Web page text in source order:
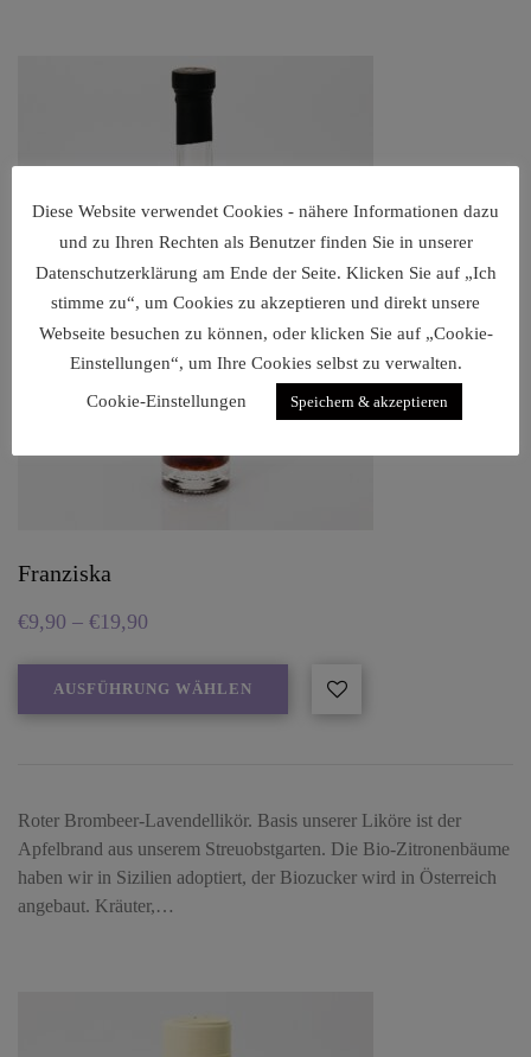
Franziska
€9,90 – €19,90
AUSFÜHRUNG WÄHLEN
Roter Brombeer-Lavendellikör. Basis unserer Liköre ist der
Apfelbrand aus unserem Streuobstgarten. Die Bio-Zitronenbäume
haben wir in Sizilien adoptiert, der Biozucker wird in Österreich
angebaut. Kräuter,…
Diese Website verwendet Cookies - nähere Informationen dazu
und zu Ihren Rechten als Benutzer finden Sie in unserer
Datenschutzerklärung am Ende der Seite. Klicken Sie auf „Ich
stimme zu“, um Cookies zu akzeptieren und direkt unsere
Webseite besuchen zu können, oder klicken Sie auf „Cookie-
Einstellungen“, um Ihre Cookies selbst zu verwalten.
Cookie-Einstellungen
Speichern & akzeptieren